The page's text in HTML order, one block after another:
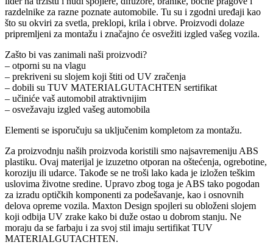
razdelnike za razne poznate automobile. Tu su i zgodni uređaji kao
što su okviri za svetla, preklopi, krila i obrve. Proizvodi dolaze
pripremljeni za montažu i značajno će osvežiti izgled vašeg vozila.
Zašto bi vas zanimali naši proizvodi?
– otporni su na vlagu
– prekriveni su slojem koji štiti od UV zračenja
– dobili su TUV MATERIALGUTACHTEN sertifikat
– učiniće vaš automobil atraktivnijim
– osvežavaju izgled vašeg automobila
Elementi se isporučuju sa uključenim kompletom za montažu.
Za proizvodnju naših proizvoda koristili smo najsavremeniju ABS
plastiku. Ovaj materijal je izuzetno otporan na oštećenja, ogrebotine,
koroziju ili udarce. Takođe se ne troši lako kada je izložen teškim
uslovima životne sredine. Upravo zbog toga je ABS tako pogodan
za izradu optičkih komponenti za podešavanje, kao i osnovnih
delova opreme vozila. Maxton Design spojleri su obloženi slojem
koji odbija UV zrake kako bi duže ostao u dobrom stanju. Ne
moraju da se farbaju i za svoj stil imaju sertifikat TUV
MATERIALGUTACHTEN.